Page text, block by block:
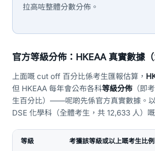
拉高咗整體分數分佈。
官方等級分佈：HKEAA 真實數據（
上面嘅 cut off 百分比係考生匯報估算，
但 HKEAA 每年會公布各科等級分佈 （即
生百分比）——呢啲先係官方真實數據。
DSE 化學科（全體考生，共 12,633 人）
等級 考獲該等級或以上嘅考生比例